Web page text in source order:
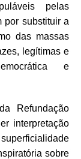
pelas
por substituir a
das massas
legítimas e
e
Refundação
interpretação
sobre